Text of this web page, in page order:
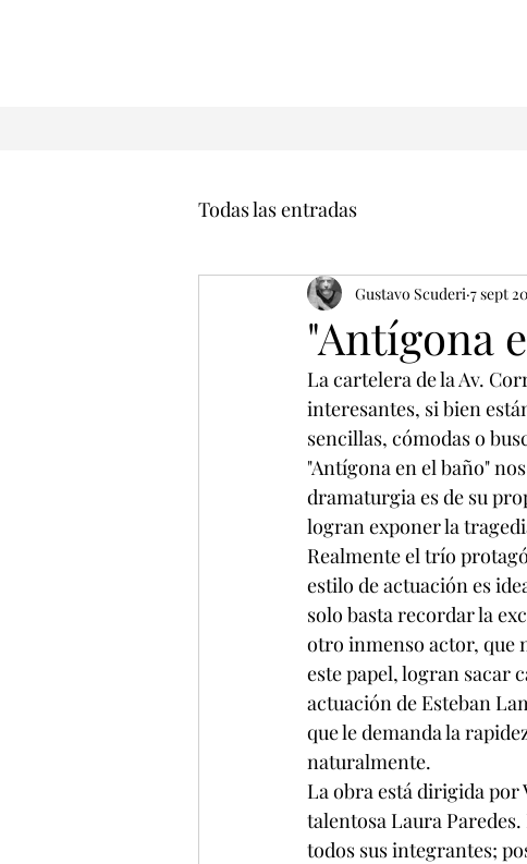
Todas las entradas
"Antígona
Gustavo Scuderi 7 sept
La cartelera de la Av.
interesantes, si bien
sencillas, cómodas o
"Antígona en el baño"
dramaturgia es de su
logran exponer la
Realmente el trío
estilo de actuación es
solo basta recordar la
otro inmenso actor, que
este papel, logran sacar
actuación de Esteban
que le demanda la
naturalmente.
La obra está dirigida por
talentosa Laura
todos sus integrantes;